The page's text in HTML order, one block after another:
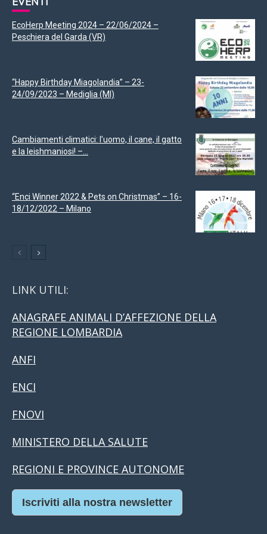
EcoHerp Meeting 2024 – 22/06/2024 –
Peschiera del Garda (VR)
“Happy Birthday Miagolandia” – 23-
24/09/2023 – Mediglia (MI)
Cambiamenti climatici: l’uomo, il cane, il gatto
e la leishmaniosi! –...
“Enci Winner 2022 & Pets on Christmas” – 16-
18/12/2022 – Milano
LINK UTILI:
ANAGRAFE ANIMALI D’AFFEZIONE DELLA
REGIONE LOMBARDIA
ANFI
ENCI
FNOVI
MINISTERO DELLA SALUTE
REGIONI E PROVINCE AUTONOME
Iscriviti alla nostra newsletter